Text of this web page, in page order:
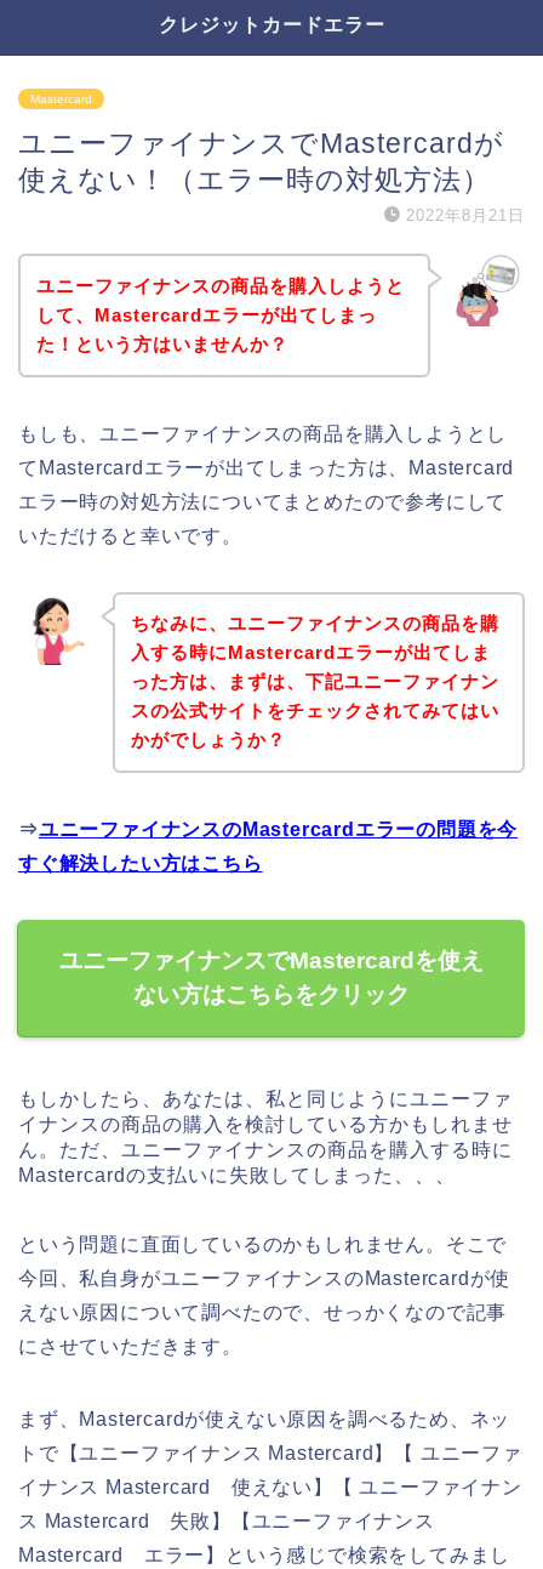
クレジットカードエラー
Mastercard
ユニーファイナンスでMastercardが
使えない！（エラー時の対処方法）
2022年8月21日
ユニーファイナンスの商品を購入しようと
して、Mastercardエラーが出てしまっ
た！という方はいませんか？
もしも、ユニーファイナンスの商品を購入しようとし
てMastercardエラーが出てしまった方は、Mastercard
エラー時の対処方法についてまとめたので参考にして
いただけると幸いです。
ちなみに、ユニーファイナンスの商品を購
入する時にMastercardエラーが出てしま
った方は、まずは、下記ユニーファイナン
スの公式サイトをチェックされてみてはい
かがでしょうか？
⇒ユニーファイナンスのMastercardエラーの問題を今
すぐ解決したい方はこちら
ユニーファイナンスでMastercardを使え
ない方はこちらをクリック
もしかしたら、あなたは、私と同じようにユニーファ
イナンスの商品の購入を検討している方かもしれませ
ん。ただ、ユニーファイナンスの商品を購入する時に
Mastercardの支払いに失敗してしまった、、、
という問題に直面しているのかもしれません。そこで
今回、私自身がユニーファイナンスのMastercardが使
えない原因について調べたので、せっかくなので記事
にさせていただきます。
まず、Mastercardが使えない原因を調べるため、ネッ
トで【ユニーファイナンス Mastercard】【 ユニーファ
イナンス Mastercard 使えない】【 ユニーファイナン
ス Mastercard 失敗】【ユニーファイナンス
Mastercard エラー】という感じで検索をしてみまし